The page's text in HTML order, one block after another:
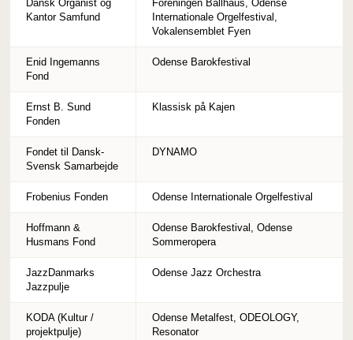
Dansk Organist og
Kantor Samfund
Foreningen Ballhaus, Odense
Internationale Orgelfestival,
Vokalensemblet Fyen
Enid Ingemanns
Fond
Odense Barokfestival
Ernst B. Sund
Fonden
Klassisk på Kajen
Fondet til Dansk-
Svensk Samarbejde
DYNAMO
Frobenius Fonden Odense Internationale Orgelfestival
Hoffmann &
Husmans Fond
Odense Barokfestival, Odense
Sommeropera
JazzDanmarks
Jazzpulje
Odense Jazz Orchestra
KODA (Kultur /
projektpulje)
Odense Metalfest, ODEOLOGY,
Resonator